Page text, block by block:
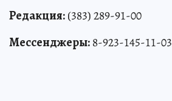
Редакция:(383) 289-91-00
Мессенджеры:8-923-145-11-03